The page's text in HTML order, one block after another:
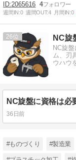
2065616 4
週間IN:0 週間OUT:4 月間IN:0
26
NC旋
ム、刃
ウハウ
36日前
#ものづくり #製造業